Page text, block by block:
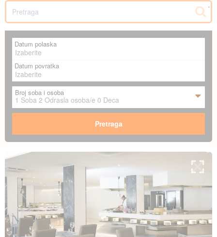
SR
Datum polaska
Datum povratka
Broj soba i osoba
1 Soba 2 Odrasla osoba/e 0 Deca
Pretraga